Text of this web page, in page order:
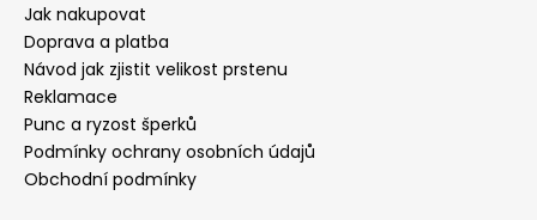
Jak nakupovat
Doprava a platba
Návod jak zjistit velikost prstenu
Reklamace
Punc a ryzost šperků
Podmínky ochrany osobních údajů
Obchodní podmínky